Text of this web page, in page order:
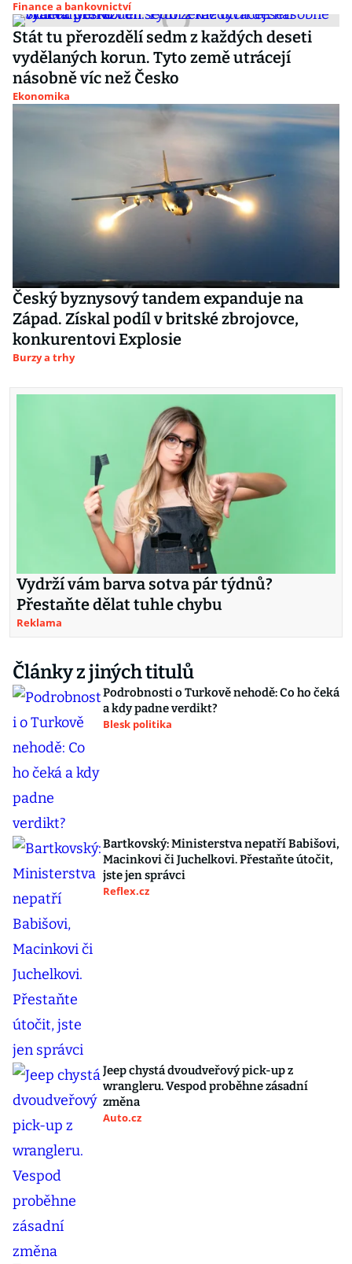
Finance a bankovnictví
Stát tu přerozdělí sedm z každých deseti
vydělaných korun. Tyto země utrácejí
násobně víc než Česko
Ekonomika
Český byznysový tandem expanduje na
Západ. Získal podíl v britské zbrojovce,
konkurentovi Explosie
Burzy a trhy
Vydrží vám barva sotva pár týdnů?
Přestaňte dělat tuhle chybu
Reklama
Články z jiných titulů
Podrobnosti o Turkově nehodě: Co ho čeká
a kdy padne verdikt?
Blesk politika
Bartkovský: Ministerstva nepatří Babišovi,
Macinkovi či Juchelkovi. Přestaňte útočit,
jste jen správci
Reflex.cz
Jeep chystá dvoudveřový pick-up z
wrangleru. Vespod proběhne zásadní
změna
Auto.cz